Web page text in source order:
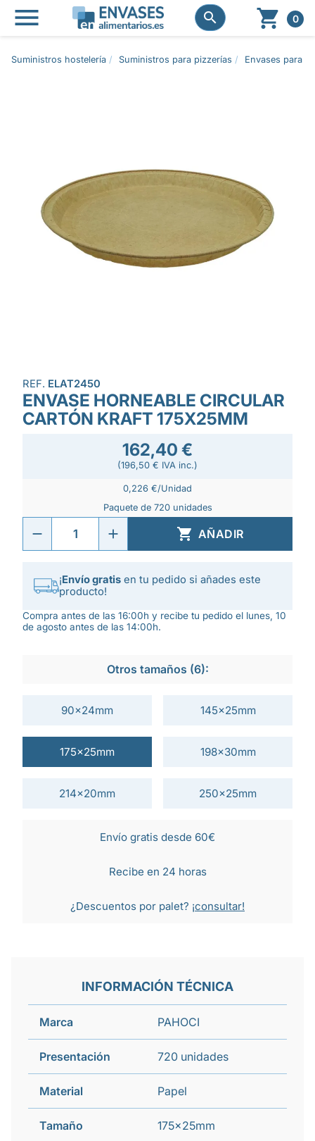
 
  0
Suministros hostelería Suministros para pizzerías Envases para
REF. ELAT2450
ENVASE HORNEABLE CIRCULAR
CARTÓN KRAFT 175X25MM
162,40 €
(196,50 € IVA inc.)
0,226 €/Unidad
Paquete de 720 unidades
 AÑADIR
¡Envío gratis en tu pedido si añades este
producto!
Compra antes de las 16:00h y recibe tu pedido el lunes, 10
de agosto antes de las 14:00h.
Otros tamaños (6):
90x24mm 145x25mm
175x25mm 198x30mm
214x20mm 250x25mm
Envío gratis desde 60€
Recibe en 24 horas
¿Descuentos por palet? ¡consultar!
INFORMACIÓN TÉCNICA
Marca PAHOCI
Presentación 720 unidades
Material Papel
Tamaño 175x25mm